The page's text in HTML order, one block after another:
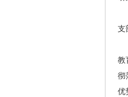
支
教
彻
优